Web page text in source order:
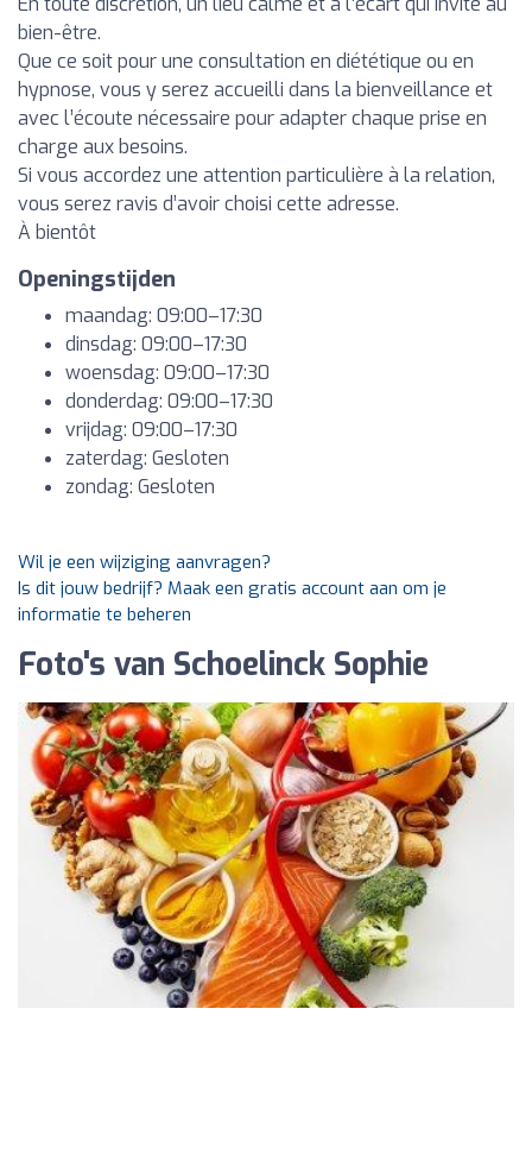
bien-être.
Que ce soit pour une consultation en diététique ou en
hypnose, vous y serez accueilli dans la bienveillance et
avec l’écoute nécessaire pour adapter chaque prise en
charge aux besoins.
Si vous accordez une attention particulière à la relation,
vous serez ravis d’avoir choisi cette adresse.
À bientôt
Openingstijden
maandag: 09:00–17:30
dinsdag: 09:00–17:30
woensdag: 09:00–17:30
donderdag: 09:00–17:30
vrijdag: 09:00–17:30
zaterdag: Gesloten
zondag: Gesloten
Wil je een wijziging aanvragen?
Is dit jouw bedrijf? Maak een gratis account aan om je
informatie te beheren
Foto's van Schoelinck Sophie